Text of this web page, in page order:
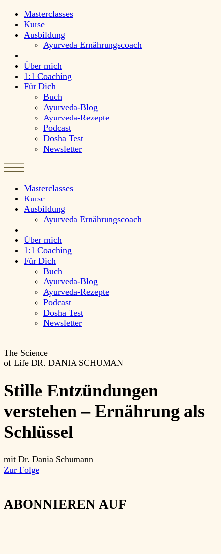
Masterclasses
Kurse
Ausbildung
Ayurveda Ernährungscoach
Über mich
1:1 Coaching
Für Dich
Buch
Ayurveda-Blog
Ayurveda-Rezepte
Podcast
Dosha Test
Newsletter
Masterclasses
Kurse
Ausbildung
Ayurveda Ernährungscoach
Über mich
1:1 Coaching
Für Dich
Buch
Ayurveda-Blog
Ayurveda-Rezepte
Podcast
Dosha Test
Newsletter
The Science
of Life DR. DANIA SCHUMAN
Stille Entzündungen
verstehen – Ernährung als
Schlüssel
mit Dr. Dania Schumann
Zur Folge
ABONNIEREN AUF